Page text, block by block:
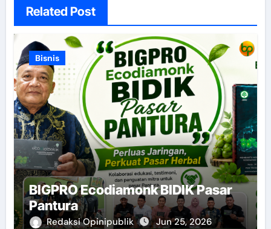
Related Post
Bisnis
BIGPRO Ecodiamonk BIDIK Pasar
Pantura
Redaksi Opinipublik Jun 25, 2026